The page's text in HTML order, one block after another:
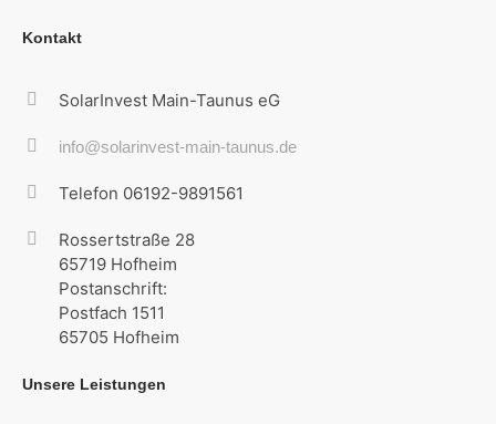
Kontakt
SolarInvest Main-Taunus eG
info@solarinvest-main-taunus.de
Telefon 06192-9891561
Rossertstraße 28
65719 Hofheim
Postanschrift:
Postfach 1511
65705 Hofheim
Unsere Leistungen